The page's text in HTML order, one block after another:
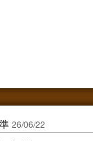
26/06/22